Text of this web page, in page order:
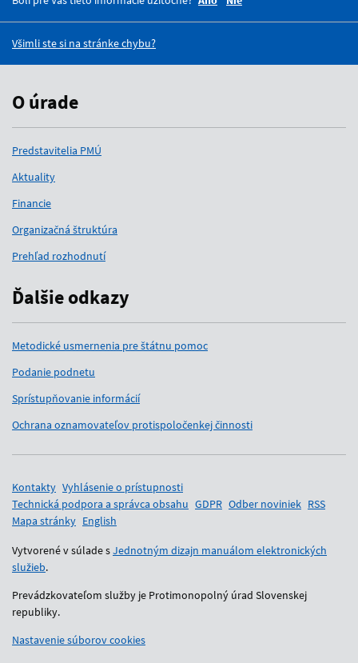
Všimli ste si na stránke chybu?
O úrade
Predstavitelia PMÚ
Aktuality
Financie
Organizačná štruktúra
Prehľad rozhodnutí
Ďalšie odkazy
Metodické usmernenia pre štátnu pomoc
Podanie podnetu
Sprístupňovanie informácií
Ochrana oznamovateľov protispoločenkej činnosti
Pomocné odkazy
Kontakty Vyhlásenie o prístupnosti
Technická podpora a správca obsahu GDPR Odber noviniek RSS
Mapa stránky English
Vytvorené v súlade sJednotným dizajn manuálom elektronických
služieb.
Prevádzkovateľom služby je Protimonopolný úrad Slovenskej
republiky.
Nastavenie súborov cookies